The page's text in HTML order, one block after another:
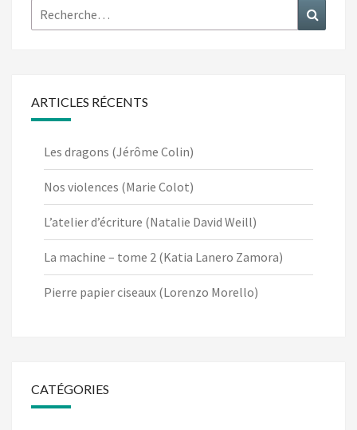
Rechercher :
ARTICLES RÉCENTS
Les dragons (Jérôme Colin)
Nos violences (Marie Colot)
L’atelier d’écriture (Natalie David Weill)
La machine – tome 2 (Katia Lanero Zamora)
Pierre papier ciseaux (Lorenzo Morello)
CATÉGORIES